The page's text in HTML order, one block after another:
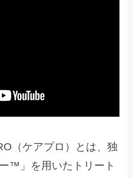
（ケアプロ）とは、独
™」を用いたトリート